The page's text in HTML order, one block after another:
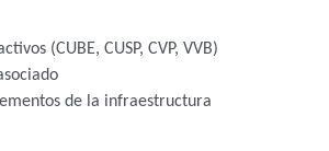
(CUBE, CUSP, CVP, VVB)
de la infraestructura